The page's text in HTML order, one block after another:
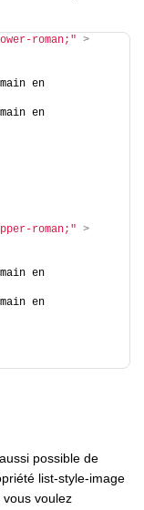
roman;" >
en
en
roman;" >
en
en
possible de
list-style-image
vous voulez